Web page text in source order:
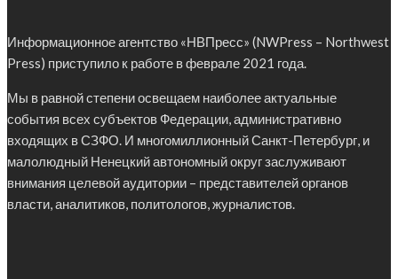
Информационное агентство «НВПресс» (NWPress – Northwest
Press) приступило к работе в феврале 2021 года.
Мы в равной степени освещаем наиболее актуальные
события всех субъектов Федерации, административно
входящих в СЗФО. И многомиллионный Санкт-Петербург, и
малолюдный Ненецкий автономный округ заслуживают
внимания целевой аудитории – представителей органов
власти, аналитиков, политологов, журналистов.